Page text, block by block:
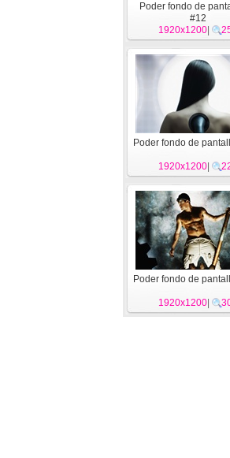
Poder fondo de
#12
1920x1200
Poder fondo de
1920x1200
Poder fondo de
1920x1200